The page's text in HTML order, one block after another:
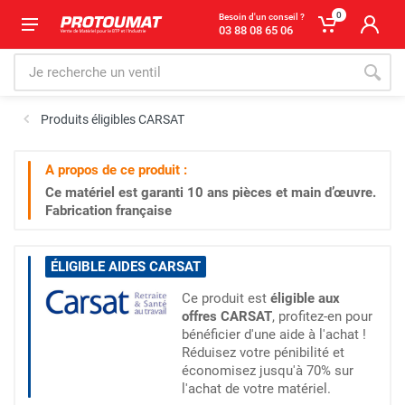
Besoin d'un conseil ?
03 88 08 65 06
0
Produits éligibles CARSAT
A propos de ce produit :
Ce matériel est garanti 10 ans pièces et main d’œuvre.
Fabrication française
ÉLIGIBLE AIDES CARSAT
Ce produit est éligible aux
offres CARSAT, profitez-en pour
bénéficier d'une aide à l'achat !
Réduisez votre pénibilité et
économisez jusqu'à 70% sur
l'achat de votre matériel.